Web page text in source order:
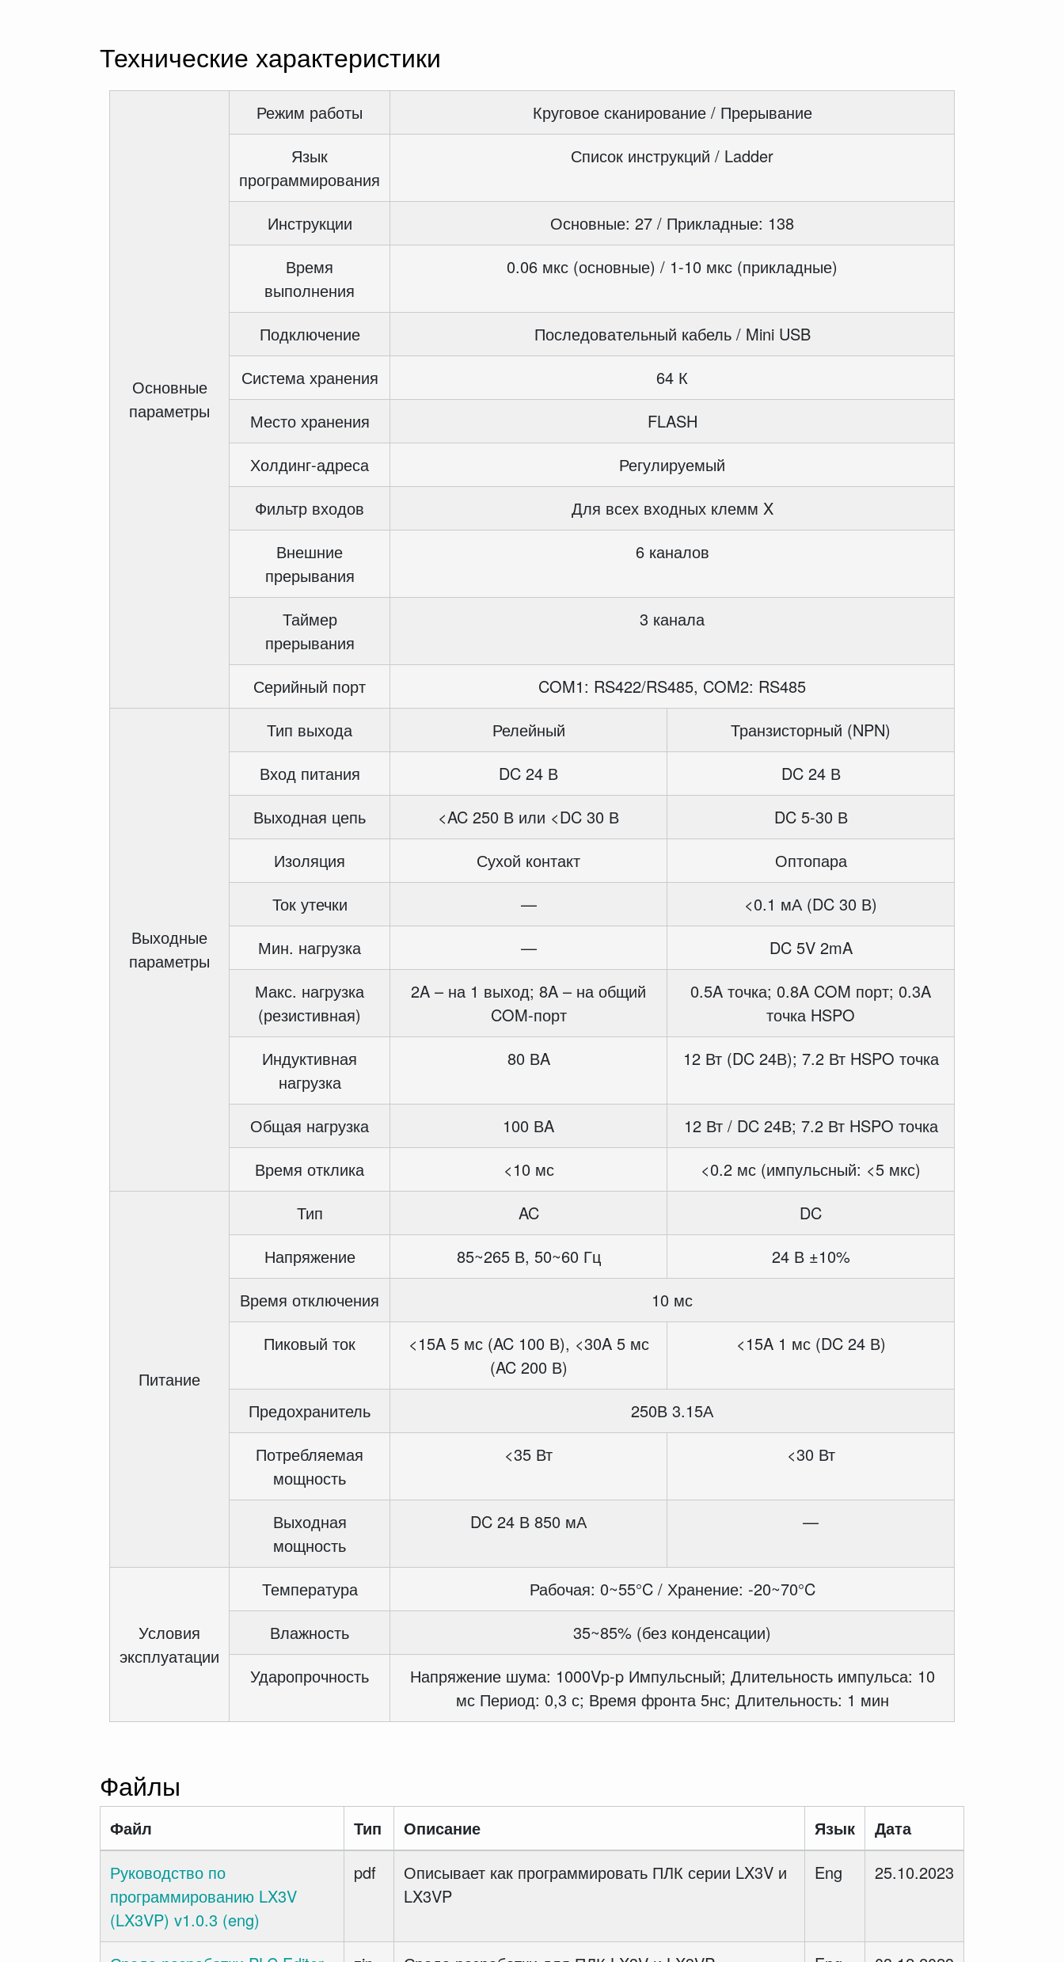
Технические характеристики
Основные
параметры
Режим работы
Круговое сканирование / Прерывание
Язык
программирования
Список инструкций / Ladder
Инструкции
Основные: 27 / Прикладные: 138
Время
выполнения
0.06 мкс (основные) / 1-10 мкс (прикладные)
Подключение
Последовательный кабель / Mini USB
Система хранения
64 К
Место хранения
FLASH
Холдинг-адреса
Регулируемый
Фильтр входов
Для всех входных клемм X
Внешние
прерывания
6 каналов
Таймер
прерывания
3 канала
Серийный порт COM1: RS422/RS485, COM2: RS485
Выходные
параметры
Тип выхода Релейный
Транзисторный (NPN)
Вход питания
DC 24 В
DC 24 В
Выходная цепь
<AC 250 В или <DC 30 В
DC 5-30 В
Изоляция
Сухой контакт
Оптопара
Ток утечки
—
<0.1 мА (DC 30 В)
Мин. нагрузка
—
DC 5V 2mA
Макс. нагрузка
(резистивная)
2A – на 1 выход; 8A – на общий
COM-порт
0.5A точка; 0.8A COM порт; 0.3A
точка HSPO
Индуктивная
нагрузка
80 ВA 12 Вт (DC 24В); 7.2 Вт HSPO точка
Общая нагрузка 100 ВA
12 Вт / DC 24В; 7.2 Вт HSPO точка
Время отклика
<10 мс <0.2 мс (импульсный: <5 мкс)
Питание
Тип AC
DC
Напряжение
85~265 В, 50~60 Гц
24 В ±10%
Время отключения
10 мс
Пиковый ток
<15A 5 мс (AC 100 В), <30A 5 мс
(AC 200 В)
<15A 1 мс (DC 24 В)
Предохранитель
250В 3.15А
Потребляемая
мощность
<35 Вт <30 Вт
Выходная
мощность
DC 24 В 850 мА —
Условия
эксплуатации
Температура
Рабочая: 0~55°C / Хранение: -20~70°C
Влажность
35~85% (без конденсации)
Ударопрочность
Напряжение шума: 1000Vp-p Импульсный; Длительность импульса: 10
мс Период: 0,3 с; Время фронта 5нс; Длительность: 1 мин
Файлы
Файл Тип Описание Язык
Дата
Руководство по
программированию LX3V
(LX3VP) v1.0.3 (eng)
pdf
Описывает как программировать ПЛК серии LX3V и
LX3VP
Eng 25.10.2023